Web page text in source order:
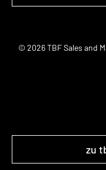
© 2026 TBF Sales and
zu